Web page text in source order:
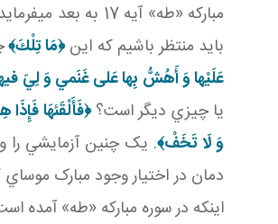
مبارکه «طه» آيه 17 به بعد مي فرمايد:
بايد منتظر باشيم که اين﴿مَا تِلْكَ﴾
عَلَيْها وَ أَهُشُّ بِها عَلى‏ غَنَمي‏ وَ لِيَ
يا چيزي ديگر است؟﴿فَأَلْقَئهَا
وَ لَا تَخَفْ‏﴾. يک چنين آزمايشي را
دمان در اختيار وجود مبارک
اينکه در سوره مبارکه «طه»